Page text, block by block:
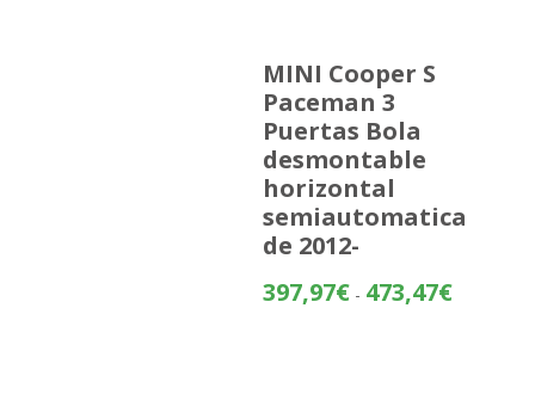
MINI Cooper S
Paceman 3
Puertas Bola
desmontable
horizontal
semiautomatica
de 2012-
397,97€ - 473,47€Rango